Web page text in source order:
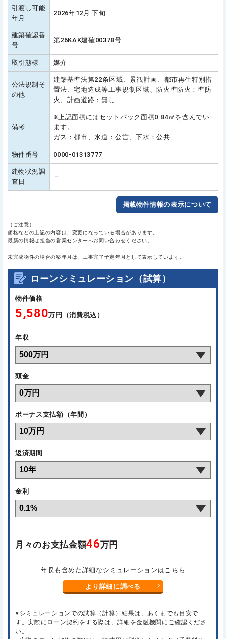
引渡し可能
年月
2026年12月 下旬
建築確認番
号
第26KAK建確00378号
取引態様 媒介
公法規制そ
の他
建築基準法第22条区域、景観計画、都市再生特別措
置法、宅地造成等工事規制区域、防火準防火：準防
火、計画道路：無し
備考
※上記面積にはセットバック面積0.84㎡を含んでい
ます。
ガス：都市、水道：公営、下水：公共
物件番号 0000-01313777
建物状況調
査日
－
掲載物件情報の表示について
（ご注意）
価格などの上記の内容は、変更になっている場合があります。
最新の情報は担当の営業センターへお問い合わせください。
未完成物件の場合の築年月は、工事完了予定年月として表示しています。
ローンシミュレーション（試算）
物件価格
5,580万円（消費税込）
年収
頭金
ボーナス支払額（年間）
返済期間
金利
月々のお支払金額46万円
年収も含めた詳細なシミュレーションはこちら
より詳細に調べる
※シミュレーションでの試算（計算）結果は、あくまでも目安で
す。実際にローン契約をする際は、詳細を金融機関にご確認くださ
い。